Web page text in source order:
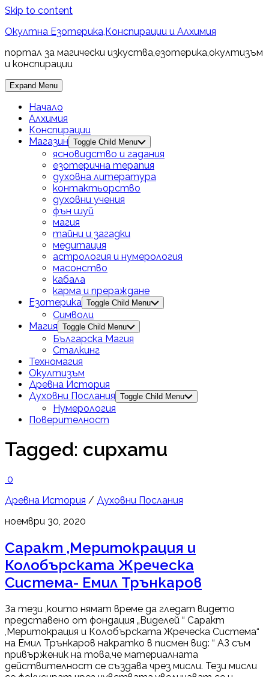
Skip to content
Окултна Езотерика,Конспирации и Алхимия
портал за магически изкуства,езотерика,окултизъм
и конспирации
Expand Menu
Начало
Алхимия
Конспирации
Магазин Toggle Child Menu
ясновидство и гадания
езотерична терапия
духовна литература
контактьорство
духовни учения
фън шуй
магия
тайни и загадки
медитация
астрология и нумерология
масонство
кабала
карма и прераждане
Езотерика Toggle Child Menu
Символи
Магия Toggle Child Menu
Българска Магия
Сталкинг
Техномагия
Окултизъм
Древна История
Духовни Послания Toggle Child Menu
Нумерология
Поверителност
Tagged: сирхати
0
Древна История / Духовни Послания
ноември 30, 2020
Саракт ,Меритокрация и
Колобърската Жреческа
Система- Емил Трънкаров
За тези ,които нямат време да гледат видето
представено от фондация „Виделей “ Саракт
,Меритокрация и Колобърската Жреческа Система“
на Емил Трънкаров накратко в писмен вид: “ АЗ съм
привърженик на това,че материалната
действителност се създава чрез мисли. Тези мисли